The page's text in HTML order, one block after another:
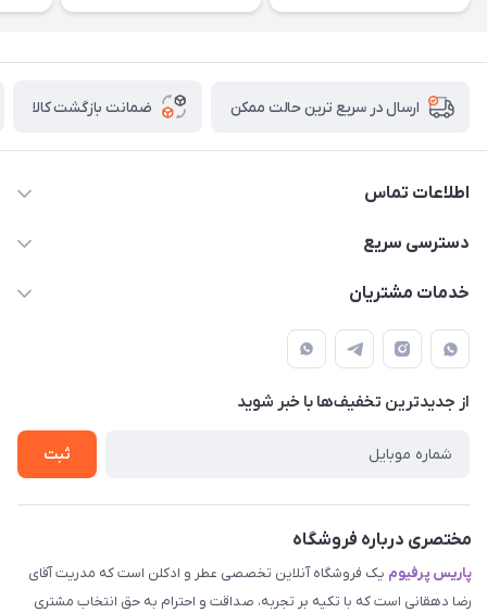
ارسال در سریع ترین حالت ممکن ضمانت بازگشت کالا
اطلاعات تماس
09387538030
دهقانی
دسترسی سریع
حساب کاربری
لیست محصولات
درباره ما
خدمات مشتریان
قوانین و مقررات
حریم خصوصی
راهنما
از جدید‌ترین تخفیف‌ها با‌ خبر شوید
ثبت
مختصری درباره فروشگاه
پاریس پرفیوم یک فروشگاه آنلاین تخصصی عطر و ادکلن است که مدریت آقای
رضا دهقانی است که با تکیه بر تجربه، صداقت و احترام به حق انتخاب مشتری